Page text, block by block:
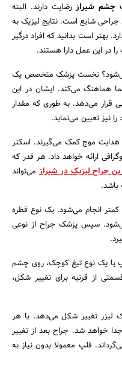
چشم شیرازرضایت دارند. البته
شایع است. نتایج لیزیک به
است بدانید که افراد درگیر
در این عمل دارا هستند.
می‌شود؟ نخست پزشک متخصص یک
هماهنگ می‌کند. ایشان در این
قرار می‌دهد. به طوری که مقدار
نیز تعیین می‌نماید.
هدایت موج کمک می‌گیرند. اسکنر
ارائه خواهد داد. هر قدر که
جراح لیزیک در شیراز می‌تواند
باشد.
یا کمتر انجام می‌شود. یک نوع قطره
سپس پزشک جراح از نوعی
یا یک نوع تیغ کوچک، روی چشم
از قرنیه برای تغییر شکل،
لیزر تغییر شکل می‌دهد. با هر
خواهد شد.‌ جراح بعد از تغییر
فلپ معمولا بدون نیاز به